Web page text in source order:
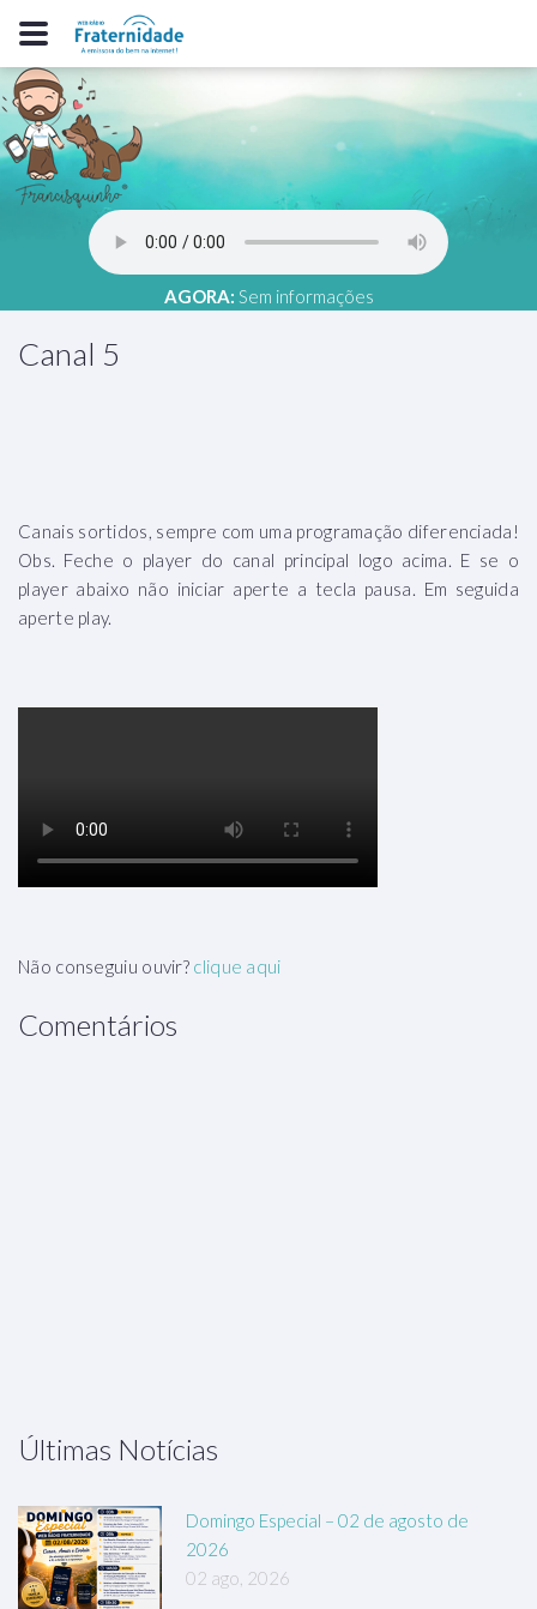
AGORA: Sem informações
Canal 5
Canais sortidos, sempre com uma programação diferenciada!
Obs. Feche o player do canal principal logo acima. E se o
player abaixo não iniciar aperte a tecla pausa. Em seguida
aperte play.
Não conseguiu ouvir? clique aqui
Comentários
Últimas Notícias
Domingo Especial – 02 de agosto de
2026
02 ago, 2026